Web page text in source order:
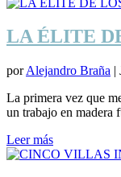
LA ÉLITE
porAlejandro Braña |
La primera vez que
un trabajo en madera
Leer más